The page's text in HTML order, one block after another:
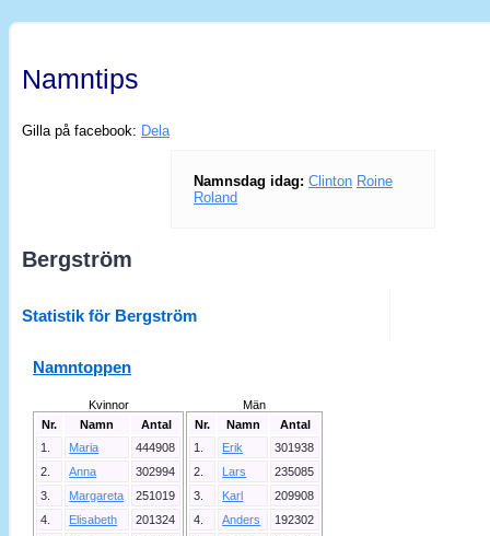
Namntips
Gilla på facebook: Dela
Namnsdag idag: Clinton Roine
Roland
Bergström
Statistik för Bergström
Namntoppen
Kvinnor
Nr.
Namn
Antal
1.
Maria
444908
2.
Anna
302994
3.
Margareta
251019
4.
Elisabeth
201324
Män
Nr.
Namn
Antal
1.
Erik
301938
2.
Lars
235085
3.
Karl
209908
4.
Anders
192302